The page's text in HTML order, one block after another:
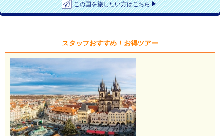
この国を旅したい方はこちら
スタッフおすすめ！お得ツアー